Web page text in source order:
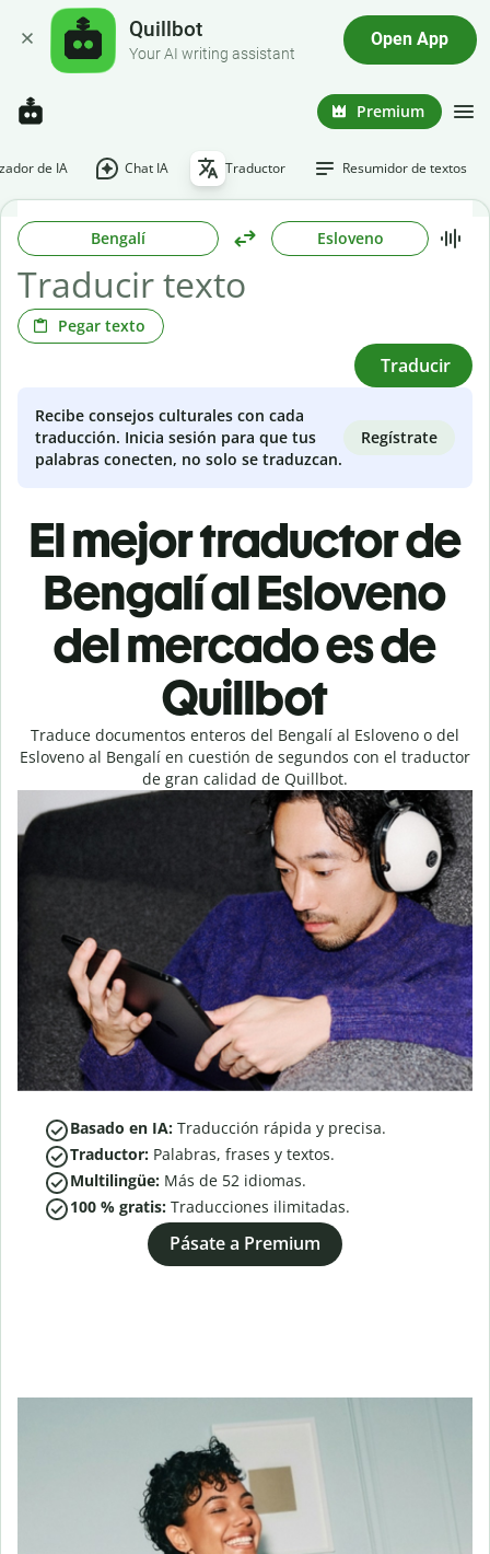
Quillbot
Your AI writing assistant
Open App
Premium
de IA Chat IA Traductor Resumidor de textos
Bengalí Esloveno
Pegar texto
Traducir
Recibe consejos culturales con cada
traducción. Inicia sesión para que tus
palabras conecten, no solo se traduzcan.
Regístrate
El mejor traductor de
Bengalí al Esloveno
del mercado es de
Quillbot
Traduce documentos enteros del Bengalí al Esloveno o del
Esloveno al Bengalí en cuestión de segundos con el traductor
de gran calidad de Quillbot.
Basado en IA: Traducción rápida y precisa.
Traductor: Palabras, frases y textos.
Multilingüe: Más de 52 idiomas.
100 % gratis: Traducciones ilimitadas.
Pásate a Premium